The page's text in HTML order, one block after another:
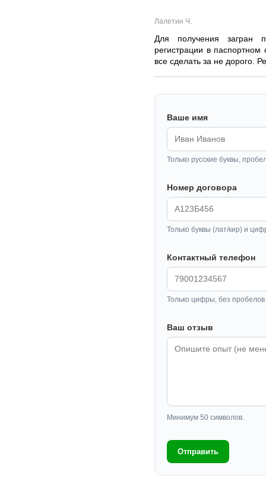
Лалетин Ч.
Для получения загран
регистрации в
все сделать за не дорого.
Ваше имя
Только русские буквы,
Номер договора
Только буквы (лат/кир) и
Контактный телефон
Только цифры, без
Ваш отзыв
Минимум 50 символов.
Отправить